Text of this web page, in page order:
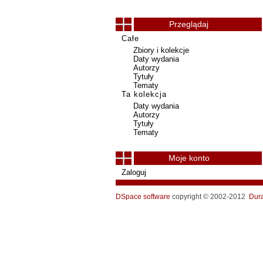
Przeglądaj
Całe
Zbiory i kolekcje
Daty wydania
Autorzy
Tytuły
Tematy
Ta kolekcja
Daty wydania
Autorzy
Tytuły
Tematy
Moje konto
Zaloguj
DSpace software copyright © 2002-2012